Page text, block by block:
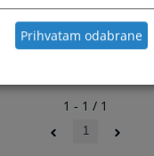
1 - 1 / 1
1
Prihvatam odabrane